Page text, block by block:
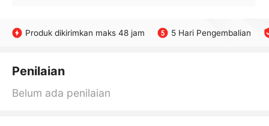
Produk dikirimkan maks 48 jam 5 Hari Pengembalian
Penilaian
Belum ada penilaian